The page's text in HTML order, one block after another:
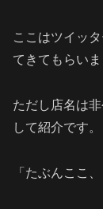
ここはツイッ
てきてもらいま
ただし店名は
して紹介です。
「たぶんここ